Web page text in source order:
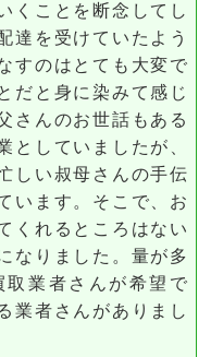
くことを断念してし
達を受けていたよう
すのはとても大変で
だと身に染みて感じ
さんのお世話もある
としていましたが、
しい叔母さんの手伝
います。そこで、お
くれるところはない
なりました。量が多
業者さんが希望で
業者さんがありまし